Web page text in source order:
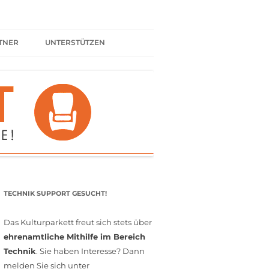
UNTERSTÜTZEN
SPENDEN
FÖRDERMITGLIED WERDEN
MITGLIEDSCHAFT
TECHNIK SUPPORT GESUCHT!
Das Kulturparkett freut sich stets über
ehrenamtliche Mithilfe im Bereich
Technik. Sie haben Interesse? Dann
melden Sie sich unter